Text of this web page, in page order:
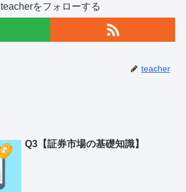
teacherをフォローする
teacher
Q3【証券市場の基礎知識】